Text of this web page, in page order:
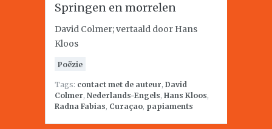
Springen en morrelen
David Colmer; vertaald door Hans
Kloos
Poëzie
Tags: contact met de auteur, David
Colmer, Nederlands-Engels, Hans Kloos,
Radna Fabias, Curaçao, papiaments